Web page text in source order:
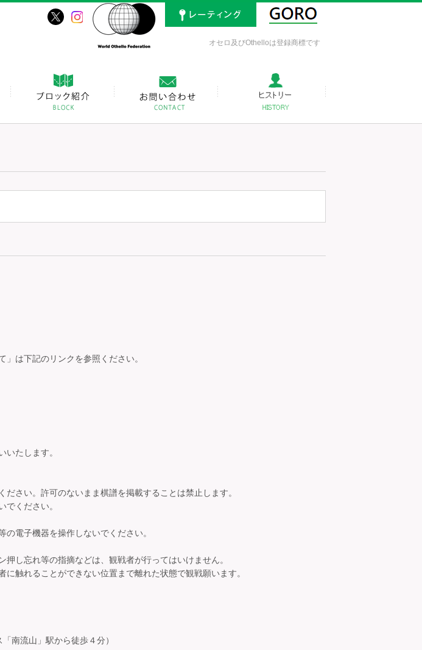
オセロ及びOthelloは登録商標です
は下記のリンクを参照ください。
たします。
さい。許可のないまま棋譜を掲載することは禁止します。
でください。
電子機器を操作しないでください。
し忘れ等の指摘などは、観戦者が行ってはいけません。
触れることができない位置まで離れた状態で観戦願います。
駅から徒歩４分）